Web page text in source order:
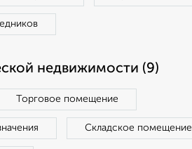
недвижимости (9)
Торговое помещение
Складское помещение